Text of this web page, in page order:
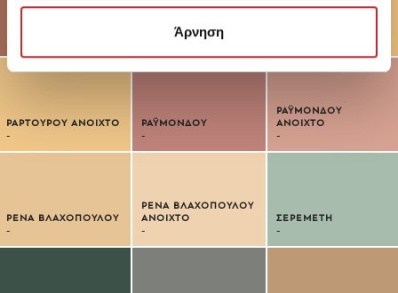
Άρνηση
-
ΠΡΟΣΦΟΡΟΥ ΣΚΟΥΡΟ
ΡΑΡΤΟΥΡΟΥ ΑΝΟΙΧΤΟ
-
ΡΑΫΜΟΝΔΟΥ
-
ΡΑΫΜΟΝΔΟΥ
ΑΝΟΙΧΤΟ
-
ΡΕΝΑ ΒΛΑΧΟΠΟΥΛΟΥ
-
ΡΕΝΑ ΒΛΑΧΟΠΟΥΛΟΥ
ΑΝΟΙΧΤΟ
-
ΣΕΡΕΜΕΤΗ
-